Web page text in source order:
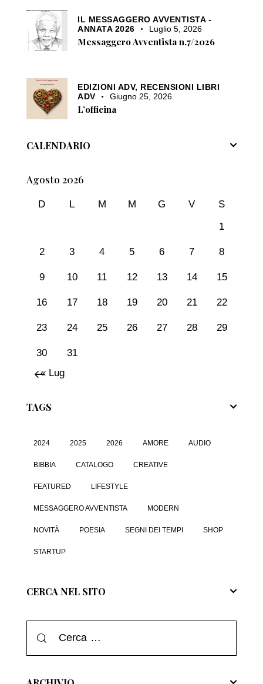
IL MESSAGGERO AVVENTISTA -
ANNATA 2026
Luglio 5, 2026
Messaggero Avventista n.7/2026
EDIZIONI ADV, RECENSIONI LIBRI
ADV
Giugno 25, 2026
L’officina
CALENDARIO
Agosto 2026
D L M M G V
S
1
2 3 4 5 6 7 8
9 10 11 12 13 14 15
16 17 18 19 20 21 22
23 24 25 26 27 28 29
30
31
« Lug
TAGS
2024 2025 2026 AMORE AUDIO
BIBBIA CATALOGO CREATIVE
FEATURED LIFESTYLE
MESSAGGERO AVVENTISTA MODERN
NOVITÀ POESIA SEGNI DEI TEMPI SHOP
STARTUP
CERCA NEL SITO